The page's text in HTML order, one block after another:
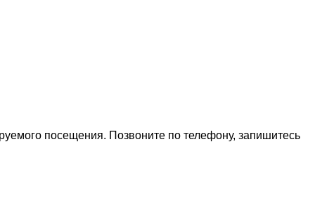
посещения. Позвоните по телефону, запишитесь